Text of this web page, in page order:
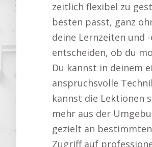
zeitlich flexibel zu
besten passt, ganz
deine Lernzeiten und
entscheiden, ob du
Du kannst in deinem
anspruchsvolle
kannst die Lektionen
mehr aus der
gezielt an
Zugriff auf